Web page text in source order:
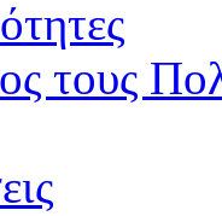
τους